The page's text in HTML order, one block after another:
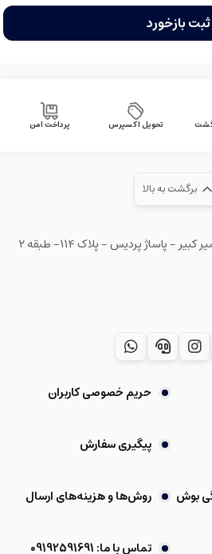
ثبت بازخورد
تحویل اکسپرس پرداخت امن
برگشت به بالا
سه راه امین حضور - خیابان امیر کبیر - پاساژ پردیس - پلاک ۱۱۴- طبقه ۲
حریم خصوصی کاربران
پیگیری سفارش
بوش روش‌ها و هزینه‌های ارسال
تماس با ما: 09192591691